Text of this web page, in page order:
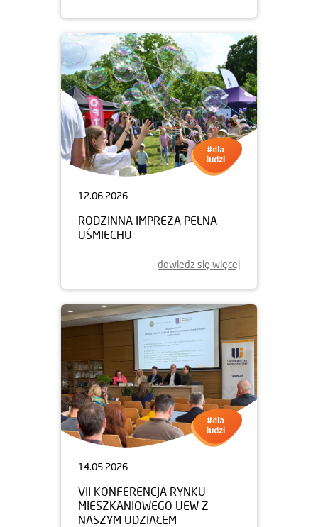
12.06.2026
RODZINNA IMPREZA PEŁNA
UŚMIECHU
dowiedz się więcej
14.05.2026
VII KONFERENCJA RYNKU
MIESZKANIOWEGO UEW Z
NASZYM UDZIAŁEM